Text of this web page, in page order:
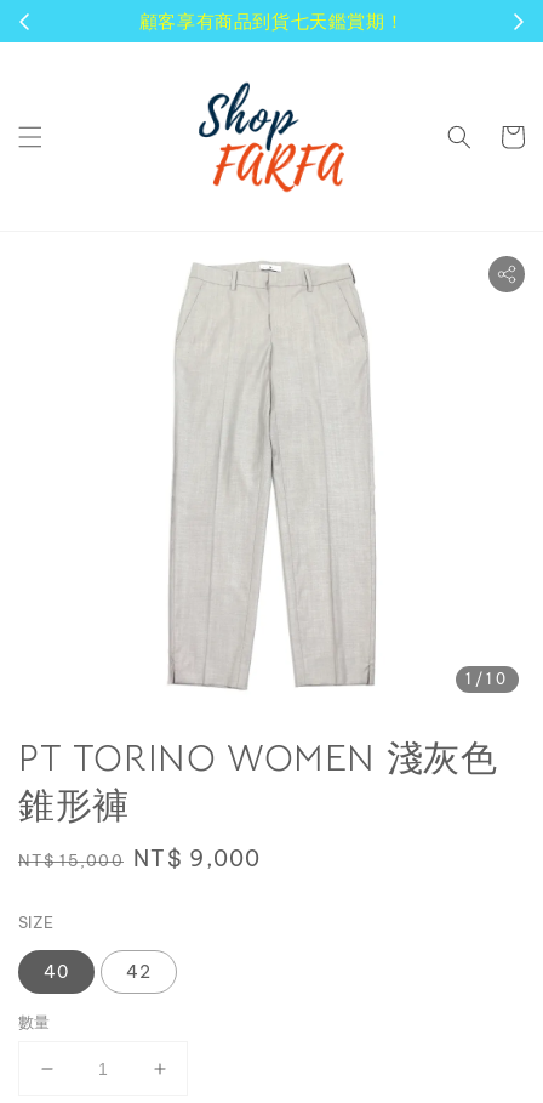
顧客享有商品到貨七天鑑賞期！
1 /10
PT TORINO WOMEN 淺灰色
錐形褲
Regular
NT$ 15,000 Sale
NT$ 9,000
SIZE
40 42
數量